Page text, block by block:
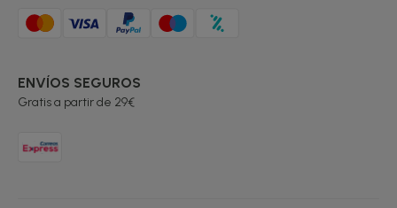
ENVÍOS SEGUROS
Gratis a partir de 29€